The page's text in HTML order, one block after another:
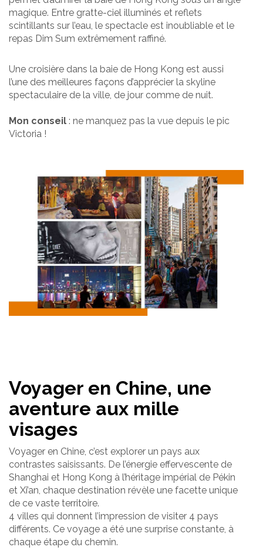
magique. Entre gratte-ciel illuminés et reflets
scintillants sur l’eau, le spectacle est inoubliable et le
repas Dim Sum extrêmement raffiné.
Une croisière dans la baie de Hong Kong est aussi
l’une des meilleures façons d’apprécier la skyline
spectaculaire de la ville, de jour comme de nuit.
Mon conseil : ne manquez pas la vue depuis le pic
Victoria !
Voyager en Chine, une
aventure aux mille
visages
Voyager en Chine, c’est explorer un pays aux
contrastes saisissants. De l’énergie effervescente de
Shanghai et Hong Kong à l’héritage impérial de Pékin
et Xi’an, chaque destination révèle une facette unique
de ce vaste territoire.
4 villes qui donnent l’impression de visiter 4 pays
différents. Ce voyage a été une surprise constante, à
chaque étape du chemin.